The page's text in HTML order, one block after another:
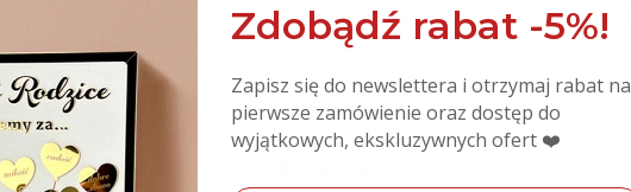
dla rodziców, teściów czy przyjaciółki oraz statuetkę wiktoria dla świadkowej.
Podobne produkty
Zdobądź rabat -5%!
Zapisz się do newslettera i otrzymaj rabat na
pierwsze zamówienie oraz dostęp do
wyjątkowych, ekskluzywnych ofert ❤️